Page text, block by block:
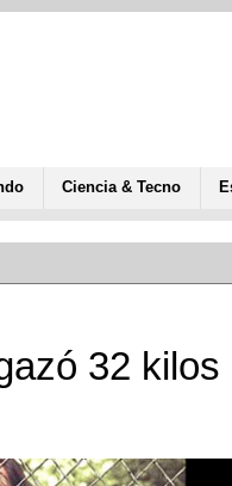
Ciencia & Tecno
32 kilos